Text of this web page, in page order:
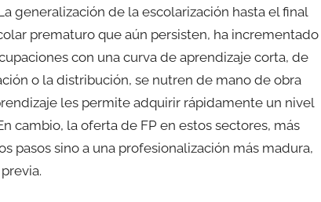
generalización de la escolarización hasta el final
prematuro que aún persisten, ha incrementado
con una curva de aprendizaje corta, de
o la distribución, se nutren de mano de obra
les permite adquirir rápidamente un nivel
cambio, la oferta de FP en estos sectores, más
pasos sino a una profesionalización más madura,